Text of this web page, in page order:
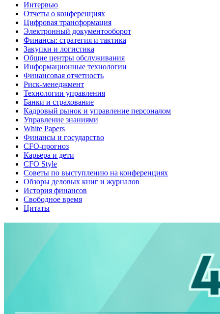
Интервью
Отчеты о конференциях
Цифровая трансформация
Электронный документооборот
Финансы: стратегия и тактика
Закупки и логистика
Общие центры обслуживания
Информационные технологии
Финансовая отчетность
Риск-менеджмент
Технологии управления
Банки и страхование
Кадровый рынок и управление персоналом
Управление знаниями
White Papers
Финансы и государство
CFO-прогноз
Карьера и дети
CFO Style
Советы по выступлению на конференциях
Обзоры деловых книг и журналов
История финансов
Свободное время
Цитаты